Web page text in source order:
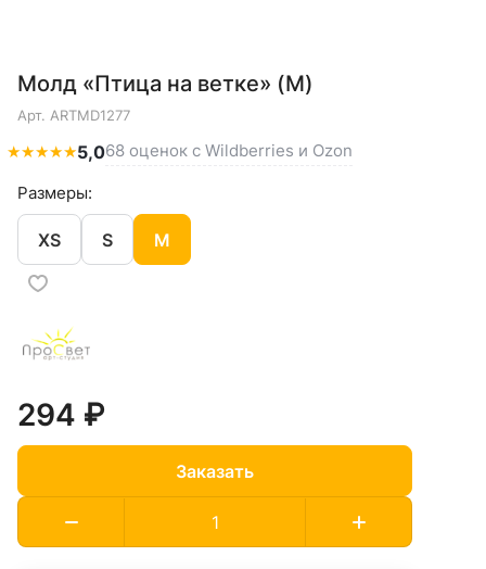
Молд «Птица на ветке» (M)
Арт. ARTMD1277
★★★★★5,068 оценок с Wildberries и Ozon
Размеры:
XS S M
294 ₽
Заказать